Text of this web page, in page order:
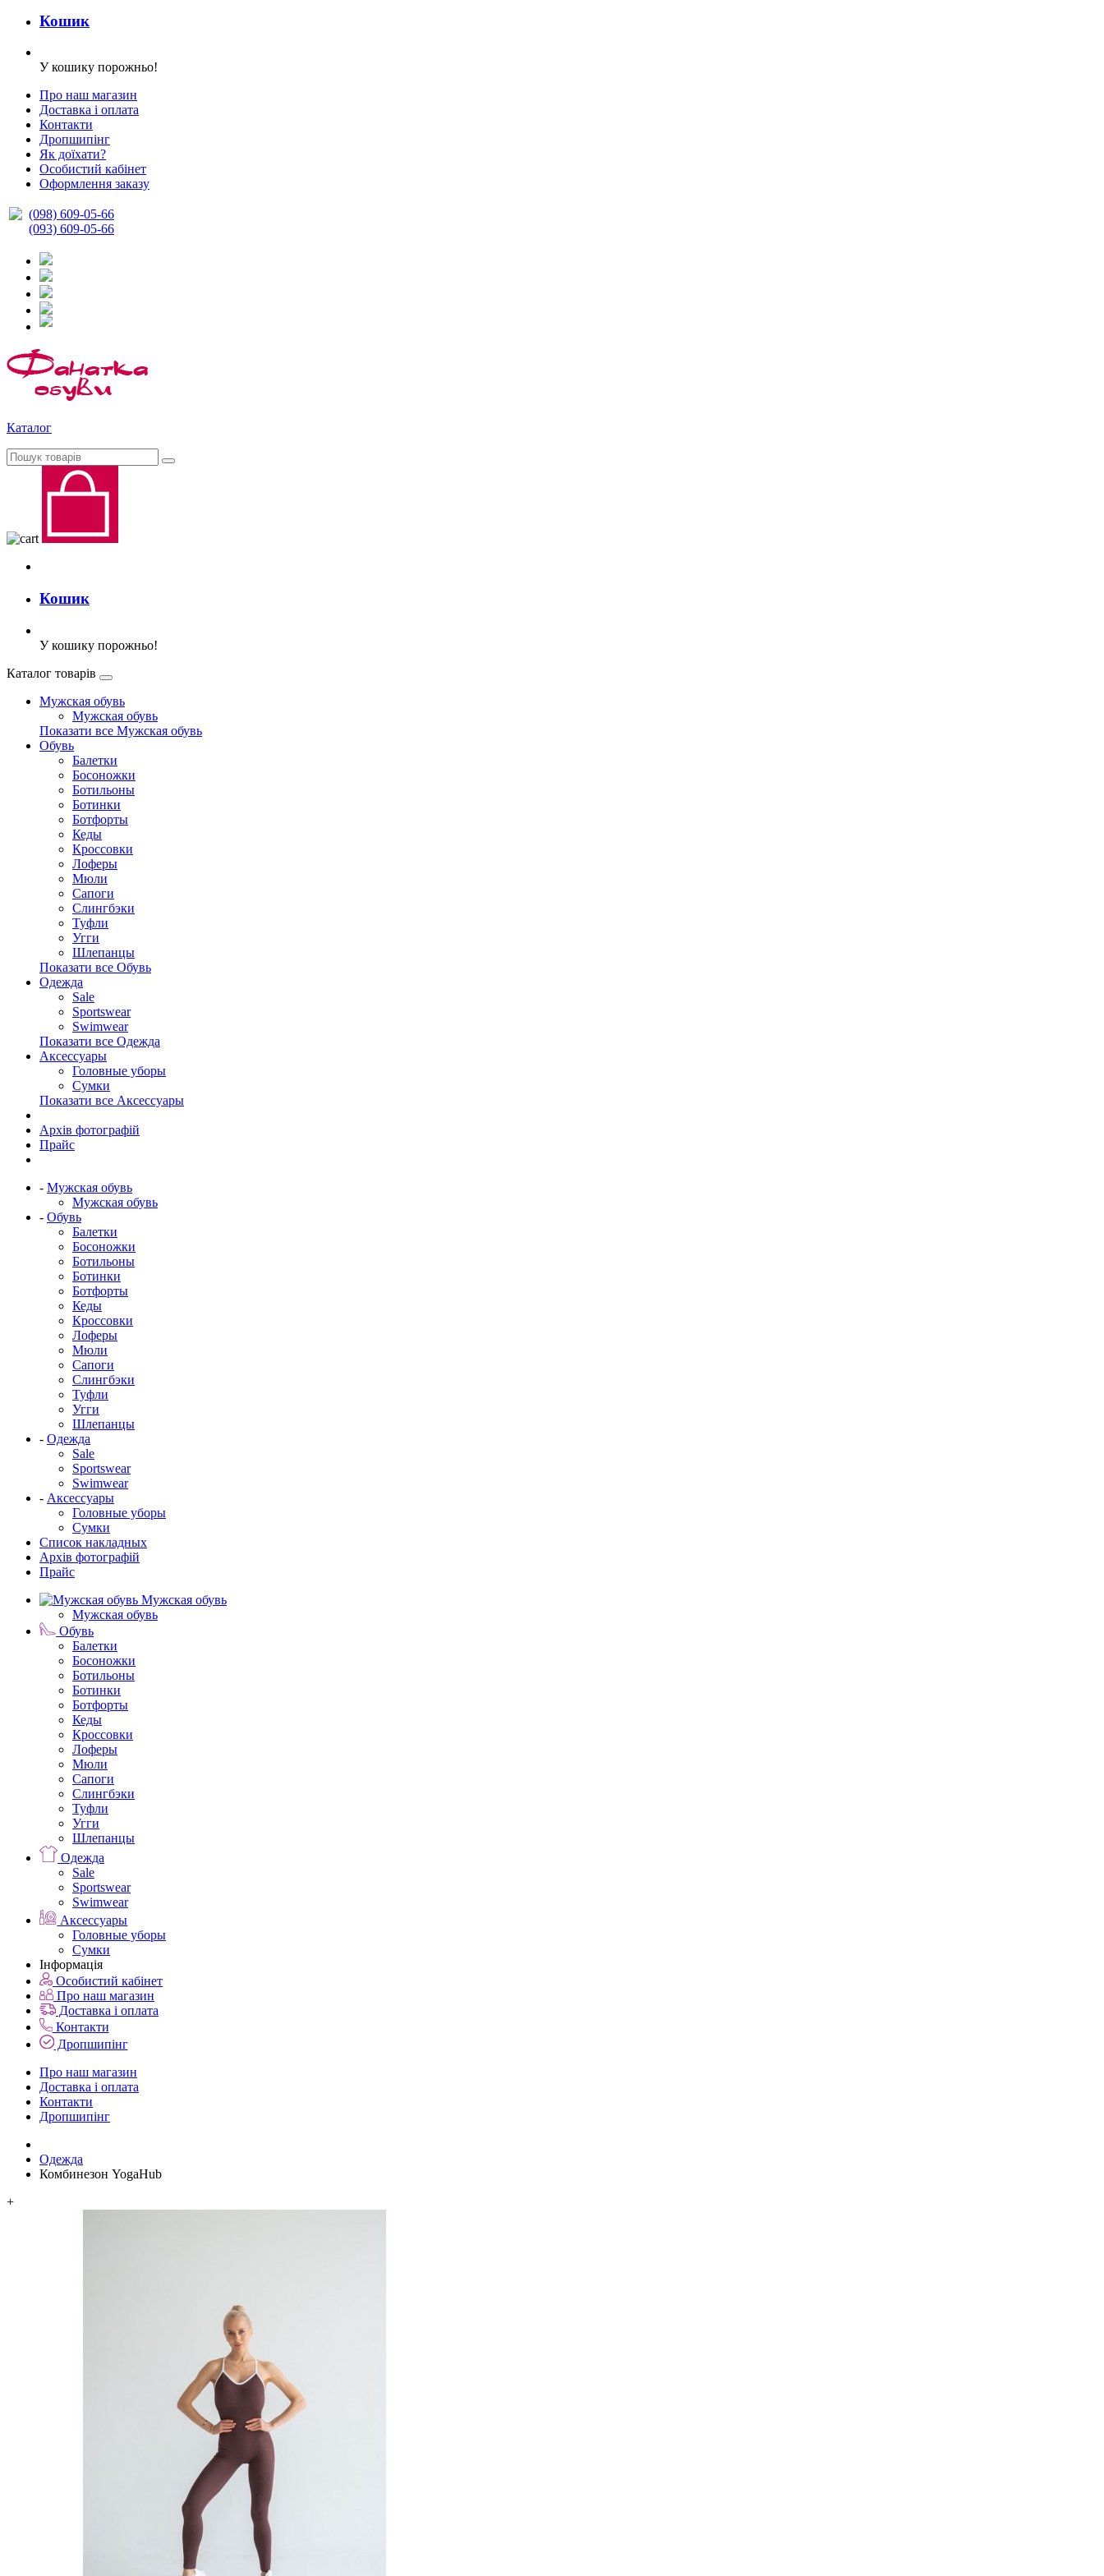
Кошик
У кошику порожньо!
Про наш магазин
Доставка і оплата
Контакти
Дропшипінг
Як доїхати?
Особистий кабінет
Оформлення заказу
(098) 609-05-66
(093) 609-05-66
Каталог
Кошик
У кошику порожньо!
Каталог товарів
Мужская обувь
Мужская обувь
Показати все Мужская обувь
Обувь
Балетки
Босоножки
Ботильоны
Ботинки
Ботфорты
Кеды
Кроссовки
Лоферы
Мюли
Сапоги
Слингбэки
Туфли
Угги
Шлепанцы
Показати все Обувь
Одежда
Sale
Sportswear
Swimwear
Показати все Одежда
Аксессуары
Головные уборы
Сумки
Показати все Аксессуары
Архів фотографій
Прайс
- Мужская обувь
Мужская обувь
- Обувь
Балетки
Босоножки
Ботильоны
Ботинки
Ботфорты
Кеды
Кроссовки
Лоферы
Мюли
Сапоги
Слингбэки
Туфли
Угги
Шлепанцы
- Одежда
Sale
Sportswear
Swimwear
- Аксессуары
Головные уборы
Сумки
Список накладных
Архів фотографій
Прайс
Мужская обувь
Мужская обувь
Обувь
Балетки
Босоножки
Ботильоны
Ботинки
Ботфорты
Кеды
Кроссовки
Лоферы
Мюли
Сапоги
Слингбэки
Туфли
Угги
Шлепанцы
Одежда
Sale
Sportswear
Swimwear
Аксессуары
Головные уборы
Сумки
Інформація
Особистий кабінет
Про наш магазин
Доставка і оплата
Контакти
Дропшипінг
Про наш магазин
Доставка і оплата
Контакти
Дропшипінг
Одежда
Комбинезон YogaHub
+